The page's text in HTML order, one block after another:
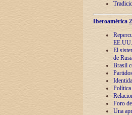
Iberoamérica
EE.UU.
El
de
Brasil
Política
Foro
Una